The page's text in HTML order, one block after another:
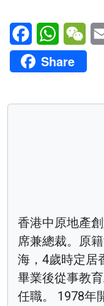
FacebookWhatsApp
Share
香港中原地產
席兼總裁。原
海，4歲時定居
畢業後從事教
任職。 1978年